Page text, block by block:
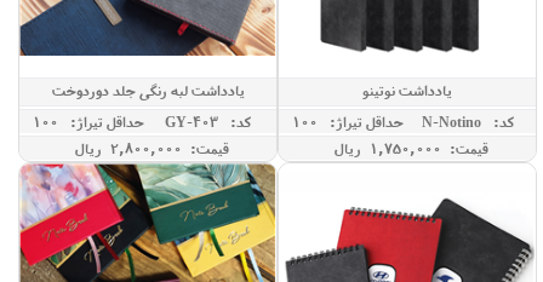
یادداشت نوتینو
کد: N-Notino
حداقل تيراژ: 100
قیمت: 1,750,000 ريال
یادداشت لبه رنگی جلد دوردوخت
کد: GY-403
حداقل تيراژ: 100
قیمت: 2,800,000 ريال